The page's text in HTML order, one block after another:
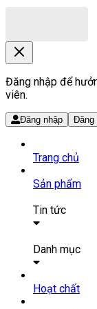
Đăng nhập để
viên.
Đăng nhập Đăng
Trang chủ
Sản phẩm
Tin tức
Tin tức
Danh mục
SẢN PHẨM
Hoạt chất